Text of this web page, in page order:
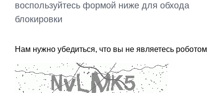
воспользуйтесь формой ниже для обхода
блокировки
Нам нужно убедиться, что вы не являетесь роботом